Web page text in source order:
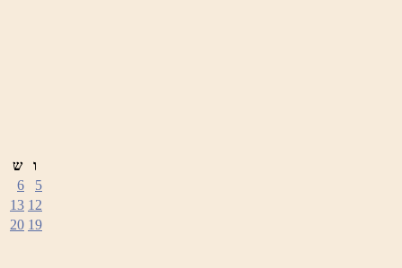
ו
ש
5
6
12
13
19
20